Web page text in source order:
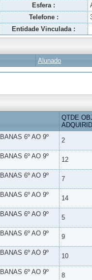
Esfera :
Telefone :
Entidade Vinculada :
Alunado
QTDE
6º AO 9º
2
6º AO 9º
12
6º AO 9º
7
6º AO 9º
14
6º AO 9º
5
6º AO 9º
9
6º AO 9º
10
6º AO 9º
8